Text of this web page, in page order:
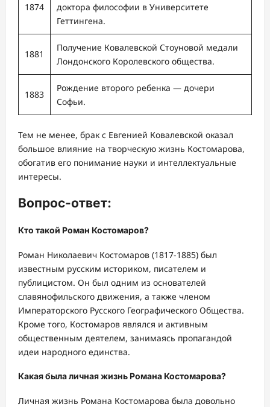
1874
доктора философии в Университете
Геттингена.
1881
Получение Ковалевской Стоуновой медали
Лондонского Королевского общества.
1883
Рождение второго ребенка — дочери
Софьи.
Тем не менее, брак с Евгенией Ковалевской оказал
большое влияние на творческую жизнь Костомарова,
обогатив его понимание науки и интеллектуальные
интересы.
Вопрос-ответ:
Кто такой Роман Костомаров?
Роман Николаевич Костомаров (1817-1885) был
известным русским историком, писателем и
публицистом. Он был одним из основателей
славянофильского движения, а также членом
Императорского Русского Географического Общества.
Кроме того, Костомаров являлся и активным
общественным деятелем, занимаясь пропагандой
идеи народного единства.
Какая была личная жизнь Романа Костомарова?
Личная жизнь Романа Костомарова была довольно